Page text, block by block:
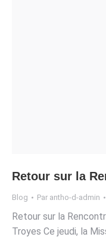
Retour sur la
Blog Par antho-d-admin
Retour sur la
Troyes Ce jeudi, la